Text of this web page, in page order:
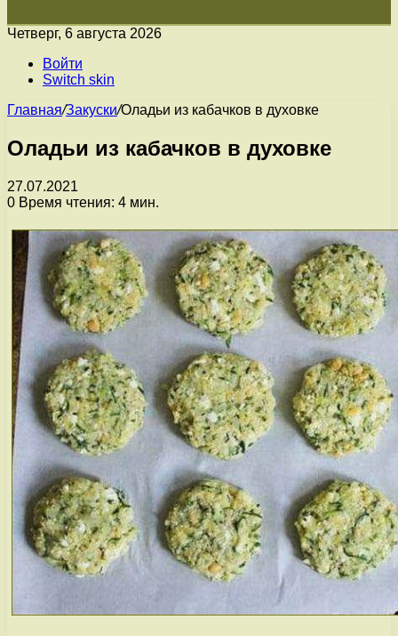
Четверг, 6 августа 2026
Войти
Switch skin
Главная/Закуски/Оладьи из кабачков в духовке
Оладьи из кабачков в духовке
27.07.2021
0 Время чтения: 4 мин.